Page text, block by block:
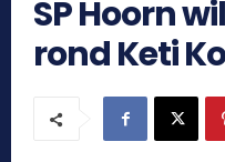
SP Hoorn
rond Keti